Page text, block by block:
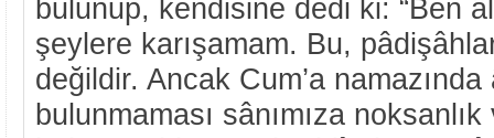
bulunup, kendisine dedi ki: “Ben
şeylere karışamam. Bu,
değildir. Ancak Cum’a
bulunmaması sânımıza